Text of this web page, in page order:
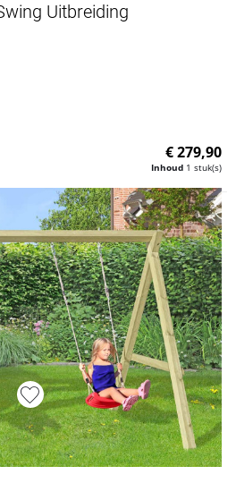
Uitbreiding
Inhoud 1 stuk(s)
€ 279,90